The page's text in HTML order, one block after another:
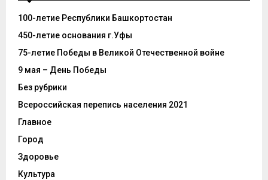
100-летие Республики Башкортостан
450-летие основания г.Уфы
75-летие Победы в Великой Отечественной войне
9 мая – День Победы
Без рубрики
Всероссийская перепись населения 2021
Главное
Город
Здоровье
Культура